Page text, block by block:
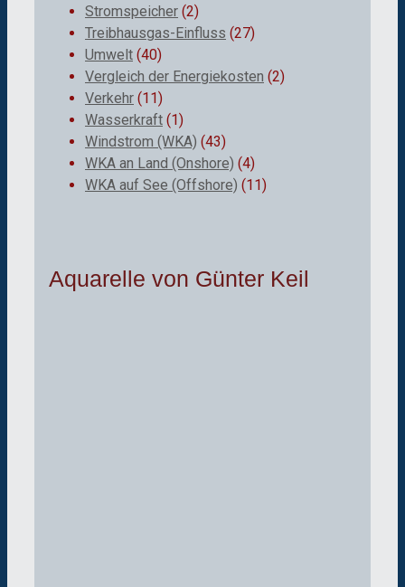
Stromspeicher (2)
Treibhausgas-Einfluss (27)
Umwelt (40)
Vergleich der Energiekosten (2)
Verkehr (11)
Wasserkraft (1)
Windstrom (WKA) (43)
WKA an Land (Onshore) (4)
WKA auf See (Offshore) (11)
Aquarelle von Günter Keil